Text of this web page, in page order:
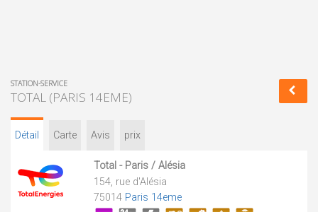
STATION-SERVICE
TOTAL (PARIS 14EME)
Détail Carte Avis prix
Total - Paris / Alésia
154, rue d'Alésia
75014 Paris 14eme